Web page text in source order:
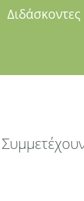
Διδάσκοντες